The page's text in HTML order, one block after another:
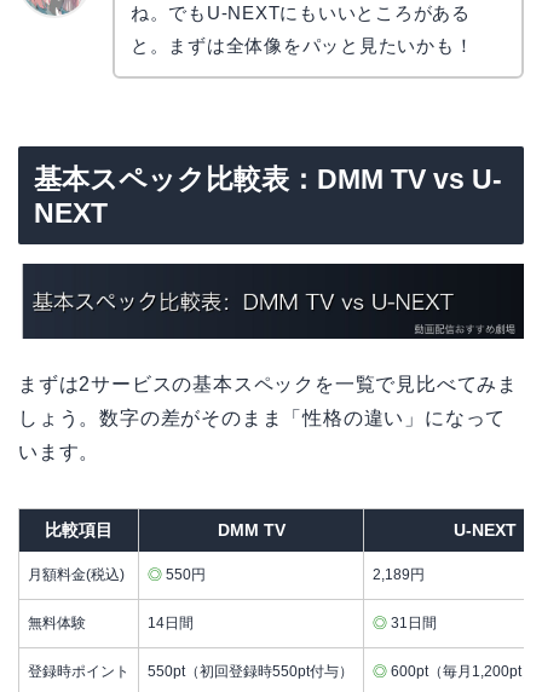
ね。でもU-NEXTにもいいところがある
と。まずは全体像をパッと見たいかも！
基本スペック比較表：DMM TV vs U-
NEXT
まずは2サービスの基本スペックを一覧で見比べてみま
しょう。数字の差がそのまま「性格の違い」になって
います。
比較項目 DMM TV U-NEXT
月額料金(税込) ◎ 550円 2,189円
無料体験 14日間 ◎ 31日間
登録時ポイント 550pt（初回登録時550pt付与） ◎ 600pt（毎月1,200pt）